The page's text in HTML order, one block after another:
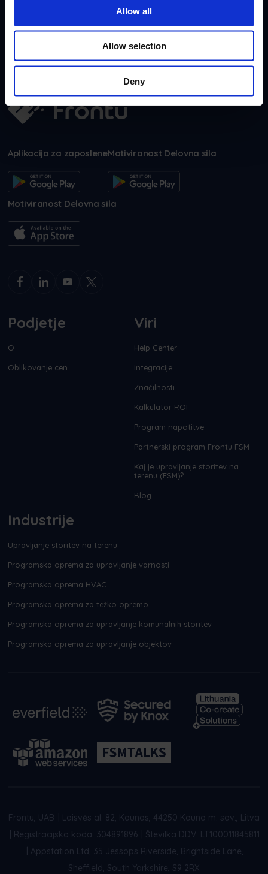
Allow all
Allow selection
Deny
Aplikacija za zaposleneMotiviranost Delovna sila
Motiviranost Delovna sila
Podjetje
O
Oblikovanje cen
Viri
Help Center
Integracije
Značilnosti
Kalkulator ROI
Program napotitve
Partnerski program Frontu FSM
Kaj je upravljanje storitev na
terenu (FSM)?
Blog
Industrije
Upravljanje storitev na terenu
Programska oprema za upravljanje varnosti
Programska oprema HVAC
Programska oprema za težko opremo
Programska oprema za upravljanje komunalnih storitev
Programska oprema za upravljanje objektov
Frontu, UAB
Laisvės al. 82, Kaunas, 44250 Kauno m. sav., Litva
Registracijska koda: 304891896
Številka DDV: LT100011845811
Appstation Ltd, 35 Jessops Riverside, Brightside Lane,
Sheffield, South Yorkshire, S9 2RX